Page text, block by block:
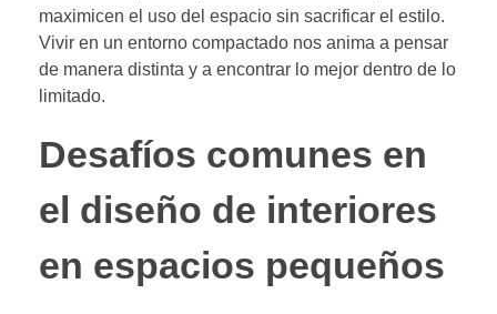
maximicen el uso del espacio sin sacrificar el estilo.
Vivir en un entorno compactado nos anima a pensar
de manera distinta y a encontrar lo mejor dentro de lo
limitado.
Desafíos comunes en
el diseño de interiores
en espacios pequeños